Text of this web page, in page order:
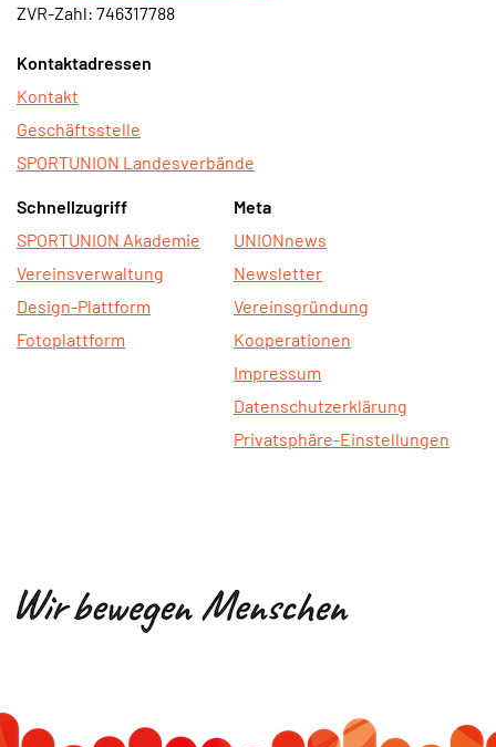
ZVR-Zahl: 746317788
Kontaktadressen
Kontakt
Geschäftsstelle
SPORTUNION Landesverbände
Schnellzugriff
SPORTUNION Akademie
Vereinsverwaltung
Design-Plattform
Fotoplattform
Meta
UNIONnews
Newsletter
Vereinsgründung
Kooperationen
Impressum
Datenschutzerklärung
Privatsphäre-Einstellungen